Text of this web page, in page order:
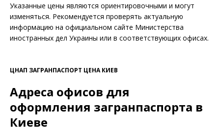
Указанные цены являются ориентировочными и могут
изменяться. Рекомендуется проверять актуальную
информацию на официальном сайте Министерства
иностранных дел Украины или в соответствующих офисах.
ЦНАП ЗАГРАНПАСПОРТ ЦЕНА КИЕВ
Адреса офисов для
оформления загранпаспорта в
Киеве